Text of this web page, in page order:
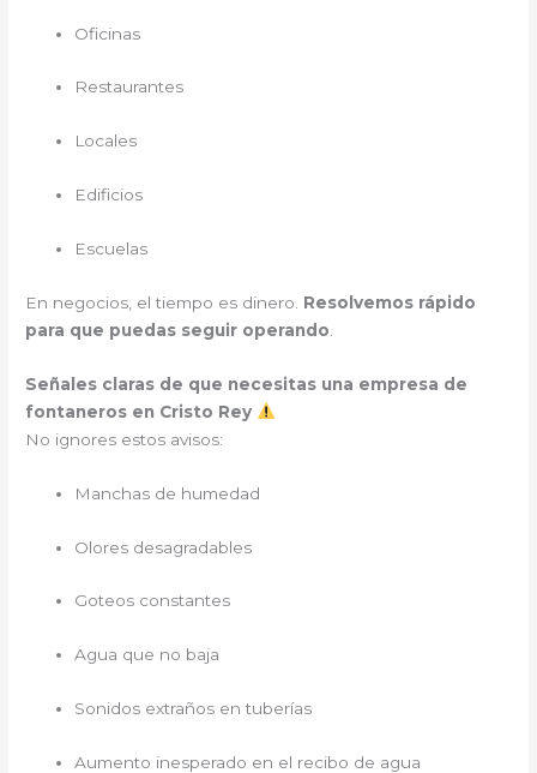
Oficinas
Restaurantes
Locales
Edificios
Escuelas
En negocios, el tiempo es dinero. Resolvemos rápido
para que puedas seguir operando
Señales claras de que necesitas una empresa de
fontaneros en Cristo Rey
No ignores estos avisos:
Manchas de humedad
Olores desagradables
Goteos constantes
Agua que no baja
Sonidos extraños en tuberías
Aumento inesperado en el recibo de agua